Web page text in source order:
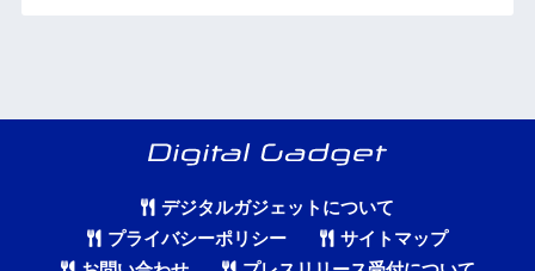
デジタルガジェットについて
プライバシーポリシー
サイトマップ